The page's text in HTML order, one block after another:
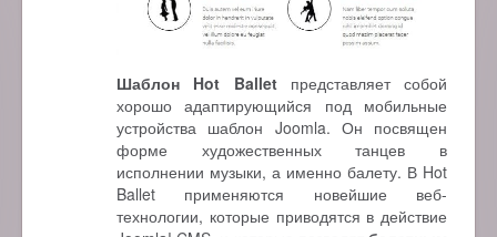
Шаблон Hot Balletпредставляет собой
хорошо адаптирующийся под мобильные
устройства шаблон Joomla. Он посвящен
форме художественных танцев в
исполнении музыки, а именно балету. В Hot
Ballet применяются новейшие веб-
технологии, которые приводятся в действие